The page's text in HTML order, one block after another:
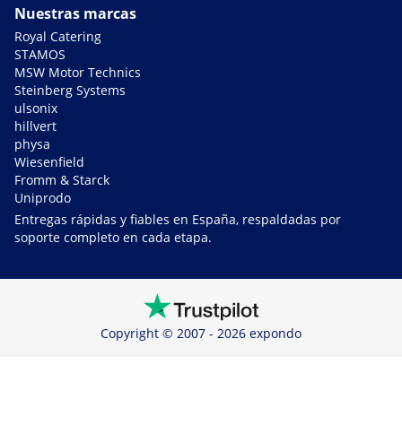
Nuestras marcas
Royal Catering
STAMOS
MSW Motor Technics
Steinberg Systems
ulsonix
hillvert
physa
Wiesenfield
Fromm & Starck
Uniprodo
Entregas rápidas y fiables en España, respaldadas por
soporte completo en cada etapa.
Copyright © 2007 - 2026 expondo